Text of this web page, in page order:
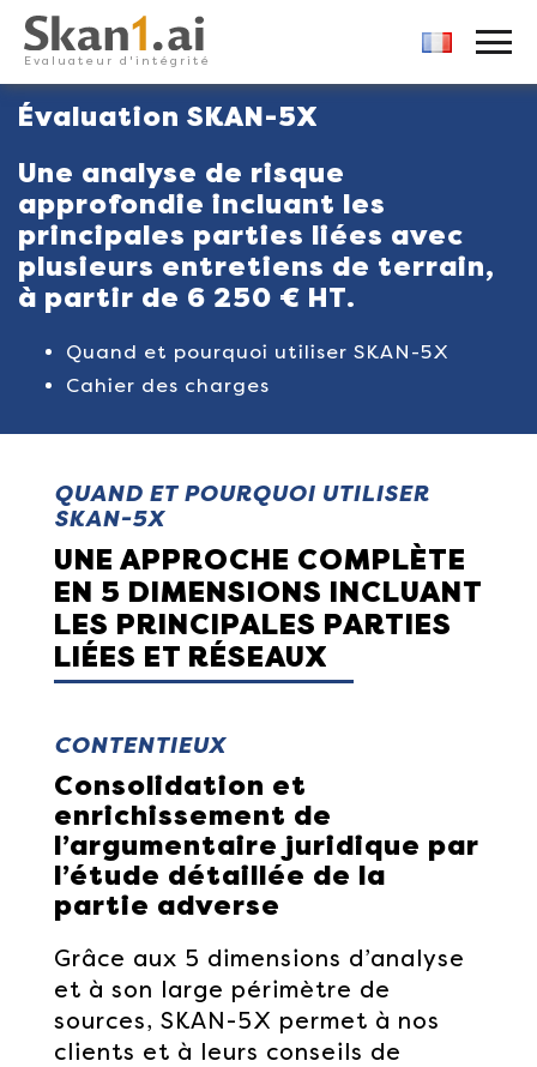
Skip
to
content
Skan1
Evaluateur d'intégrité
PRIMARY MENU
Évaluation SKAN-5X
Une analyse de risque
approfondie incluant les
principales parties liées avec
plusieurs entretiens de terrain,
à partir de 6 250 € HT.
Quand et pourquoi utiliser SKAN-5X
Cahier des charges
QUAND ET POURQUOI UTILISER
SKAN-5X
UNE APPROCHE COMPLÈTE
EN 5 DIMENSIONS INCLUANT
LES PRINCIPALES PARTIES
LIÉES ET RÉSEAUX
CONTENTIEUX
Consolidation et
enrichissement de
l’argumentaire juridique par
l’étude détaillée de la
partie adverse
Grâce aux 5 dimensions d’analyse
et à son large périmètre de
sources, SKAN-5X permet à nos
clients et à leurs conseils de